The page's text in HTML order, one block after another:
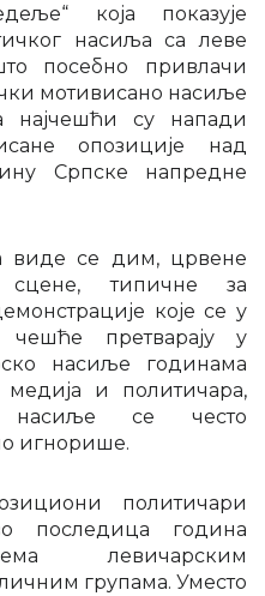
која показује
насиља са леве
посебно привлачи
мотивисано насиље
најчешћи су напади
опозиције над
Српске напредне
виде се дим, црвене
сцене, типичне за
које се у
претварају у
насиље годинама
и политичара,
насиље се често
игнорише.
политичари
последица година
левичарским
групама. Уместо